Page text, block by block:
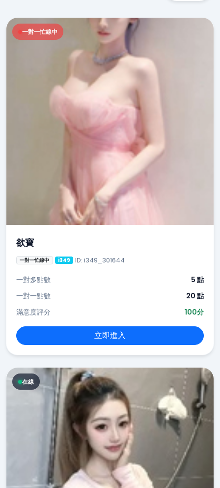
一對一忙線中
欲寶
一對一忙線中 i349 ID: i349_301644
一對多點數
5 點
一對一點數
20 點
滿意度評分
100分
立即進入
在線